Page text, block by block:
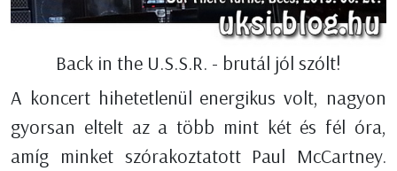
Back in the U.S.S.R. - brutál jól szólt!
A koncert hihetetlenül energikus volt, nagyon
gyorsan eltelt az a több mint két és fél óra,
amíg minket szórakoztatott Paul McCartney.